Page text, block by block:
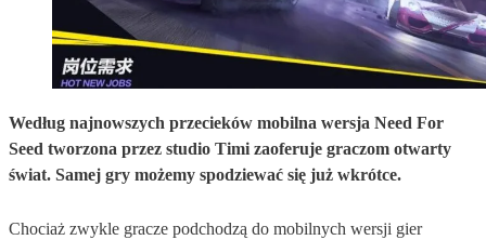
Według najnowszych przecieków mobilna wersja Need For
Seed tworzona przez studio Timi zaoferuje graczom otwarty
świat. Samej gry możemy spodziewać się już wkrótce.
Chociaż zwykle gracze podchodzą do mobilnych wersji gier